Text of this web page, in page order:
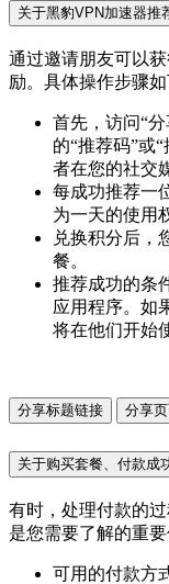
关于黑豹VPN加速器推
通过邀请朋友可以
励。具体操作步骤如
首先，访问“
的“推荐码”或
者在您的社交
每成功推荐一
为一天的使用
兑换积分后，
餐。
推荐成功的条
应用程序。如
将在他们开始
分享标题链接 分享
关于购买套餐、付款成
有时，处理付款的
是您需要了解的重要
可用的付款方